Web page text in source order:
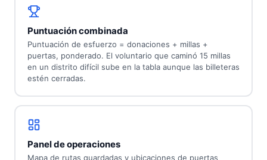
Puntuación combinada
Puntuación de esfuerzo = donaciones + millas +
puertas, ponderado. El voluntario que caminó 15 millas
en un distrito difícil sube en la tabla aunque las billeteras
estén cerradas.
Panel de operaciones
Mapa de rutas guardadas y ubicaciones de puertas